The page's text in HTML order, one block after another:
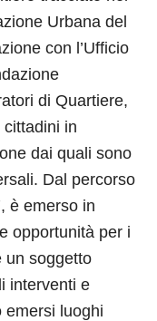
Urbana del
con l’Ufficio
di Quartiere,
in
dai quali sono
Dal percorso
è emerso in
opportunità per i
un soggetto
interventi e
luoghi